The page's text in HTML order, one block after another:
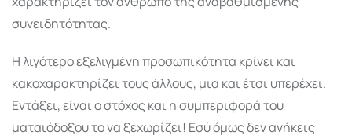
συνειδητότητας.
Η λιγότερο εξελιγμένη προσωπικότητα κρίνει και
κακοχαρακτηρίζει τους άλλους, μια και έτσι υπερέχει.
Εντάξει, είναι ο στόχος και η συμπεριφορά του
ματαιόδοξου το να ξεχωρίζει! Εσύ όμως δεν ανήκεις